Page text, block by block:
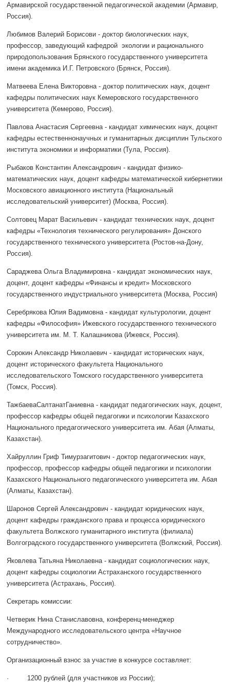
Армавирской государственной педагогической академии (Армавир,
Россия).
Любимов Валерий Борисови - доктор биологических наук,
профессор, заведующий кафедрой экологии и рационального
природопользования Брянского государственного университета
имени академика И.Г. Петровского (Брянск, Россия).
Матвеева Елена Викторовна - доктор политических наук, доцент
кафедры политических наук Кемеровского государственного
университета (Кемерово, Россия).
Павлова Анастасия Сергеевна - кандидат химических наук, доцент
кафедры естественнонаучных и гуманитарных дисциплин Тульского
института экономики и информатики (Тула, Россия).
Рыбаков Константин Александрович - кандидат физико-
математических наук, доцент кафедры математической кибернетики
Московского авиационного института (Национальный
исследовательский университет) (Москва, Россия).
Солтовец Марат Васильевич - кандидат технических наук, доцент
кафедры «Технология технического регулирования» Донского
государственного технического университета (Ростов-на-Дону,
Россия).
Сараджева Ольга Владимировна - кандидат экономических наук,
доцент, доцент кафедры «Финансы и кредит» Московского
государственного индустриального университета (Москва, Россия)
Серебрякова Юлия Вадимовна - кандидат культурологии, доцент
кафедры «Философия» Ижевского государственного технического
университета им. М. Т. Калашникова (Ижевск, Россия).
Сорокин Александр Николаевич - кандидат исторических наук,
доцент исторического факультета Национального
исследовательского Томского государственного университета
(Томск, Россия).
ТажбаеваСалтанатГаниевна - кандидат педагогических наук, доцент,
профессор кафедры общей педагогики и психологии Казахского
Национального предагогического университета им. Абая (Алматы,
Казахстан).
Хайруллин Гриф Тимурзагитович - доктор педагогических наук,
профессор, профессор кафедры общей педагогики и психологии
Казахского Национального педагогического университета им. Абая
(Алматы, Казахстан).
Шаронов Сергей Александрович - кандидат юридических наук,
доцент кафедры гражданского права и процесса юридического
факультета Волжского гуманитарного института (филиала)
Волгоградского государственного университета (Волжский, Россия).
Яковлева Татьяна Николаевна - кандидат социологических наук,
доцент кафедры социологии Астраханского государственного
университета (Астрахань, Россия).
Секретарь комиссии:
Четверик Нина Станиславовна, конференц-менеджер
Международного исследовательского центра «Научное
сотрудничество».
Организационный взнос за участие в конкурсе составляет:
· 1200 рублей (для участников из России);